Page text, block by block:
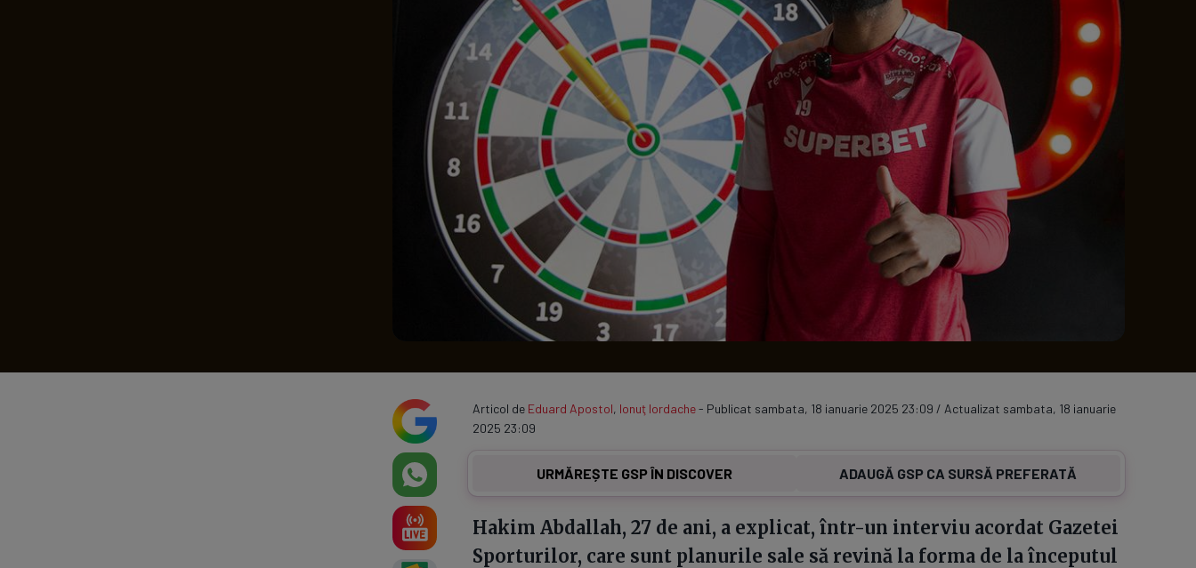
Serie A
Echipe Meciuri Clasament
Program TV
Articol de Eduard Apostol, Ionuţ Iordache- Publicat sambata, 18 ianuarie 2025 23:09 / Actualizat sambata, 18 ianuarie
2025 23:09
URMĂREȘTE GSP ÎN DISCOVER ADAUGĂ GSP CA SURSĂ PREFERATĂ
Hakim Abdallah, 27 de ani, a explicat, într-un interviu acordat Gazetei
Sporturilor, care sunt planurile sale să revină la forma de la începutul